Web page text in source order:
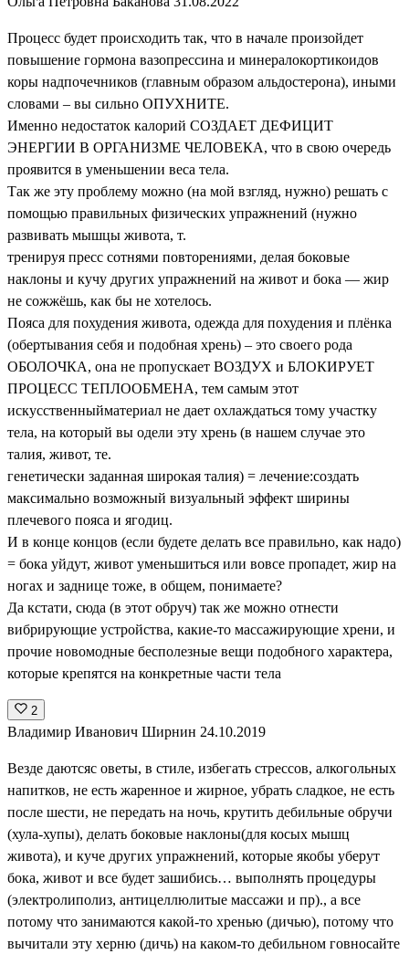
Процесс будет происходить так, что в начале произойдет
повышение гормона вазопрессина и минералокортикоидов
коры надпочечников (главным образом альдостерона), иными
словами – вы сильно ОПУХНИТЕ.
Именно недостаток калорий СОЗДАЕТ ДЕФИЦИТ
ЭНЕРГИИ В ОРГАНИЗМЕ ЧЕЛОВЕКА, что в свою очередь
проявится в уменьшении веса тела.
Так же эту проблему можно (на мой взгляд, нужно) решать с
помощью правильных физических упражнений (нужно
развивать мышцы живота, т.
тренируя пресс сотнями повторениями, делая боковые
наклоны и кучу других упражнений на живот и бока — жир
не сожжёшь, как бы не хотелось.
Пояса для похудения живота, одежда для похудения и плёнка
(обертывания себя и подобная хрень) – это своего рода
ОБОЛОЧКА, она не пропускает ВОЗДУХ и БЛОКИРУЕТ
ПРОЦЕСС ТЕПЛООБМЕНА, тем самым этот
искусственныйматериал не дает охлаждаться тому участку
тела, на который вы одели эту хрень (в нашем случае это
талия, живот, те.
генетически заданная широкая талия) = лечение:создать
максимально возможный визуальный эффект ширины
плечевого пояса и ягодиц.
И в конце концов (если будете делать все правильно, как надо)
= бока уйдут, живот уменьшиться или вовсе пропадет, жир на
ногах и заднице тоже, в общем, понимаете?
Да кстати, сюда (в этот обруч) так же можно отнести
вибрирующие устройства, какие-то массажирующие хрени, и
прочие новомодные бесполезные вещи подобного характера,
которые крепятся на конкретные части тела
2
Владимир Иванович Ширнин 24.10.2019
Везде даютсяс оветы, в стиле, избегать стрессов, алкогольных
напитков, не есть жаренное и жирное, убрать сладкое, не есть
после шести, не передать на ночь, крутить дебильные обручи
(хула-хупы), делать боковые наклоны(для косых мышц
живота), и куче других упражнений, которые якобы уберут
бока, живот и все будет зашибись… выполнять процедуры
(электролиполиз, антицеллюлитые массажи и пр)., а все
потому что занимаются какой-то хренью (дичью), потому что
вычитали эту херню (дичь) на каком-то дебильном говносайте